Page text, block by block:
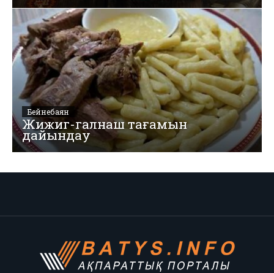
Бейнебаян
Жижиг-галнаш тағамын
дайындау